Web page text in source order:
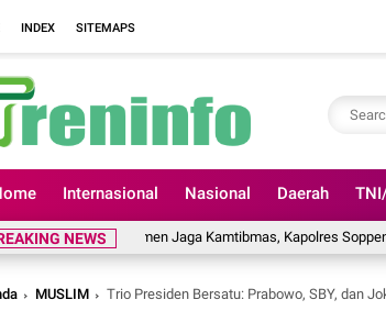
INDEX SITEMAPS
Internasional Nasional Daerah
NEWS
Komitmen Jaga Kamtibmas, Kapolres Soppeng
MUSLIM Trio Presiden Bersatu: Prabowo, SBY, dan